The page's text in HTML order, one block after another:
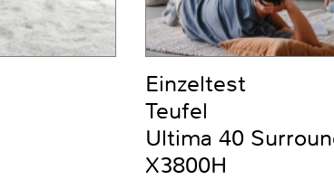
Einzeltest
Teufel
Ultima 40
X3800H